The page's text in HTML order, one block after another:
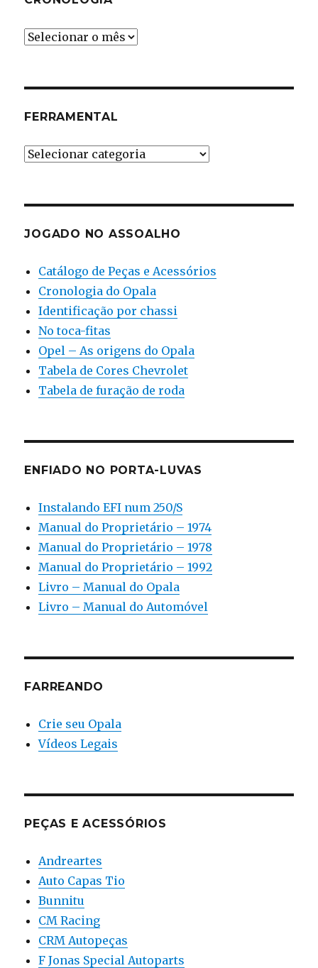
Cronologia
FERRAMENTAL
Ferramental
JOGADO NO ASSOALHO
Catálogo de Peças e Acessórios
Cronologia do Opala
Identificação por chassi
No toca-fitas
Opel – As origens do Opala
Tabela de Cores Chevrolet
Tabela de furação de roda
ENFIADO NO PORTA-LUVAS
Instalando EFI num 250/S
Manual do Proprietário – 1974
Manual do Proprietário – 1978
Manual do Proprietário – 1992
Livro – Manual do Opala
Livro – Manual do Automóvel
FARREANDO
Crie seu Opala
Vídeos Legais
PEÇAS E ACESSÓRIOS
Andreartes
Auto Capas Tio
Bunnitu
CM Racing
CRM Autopeças
F Jonas Special Autoparts